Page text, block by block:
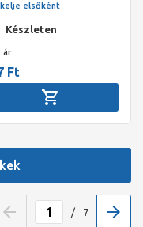
Készleten
elsőként
ár
Ft
/ 7